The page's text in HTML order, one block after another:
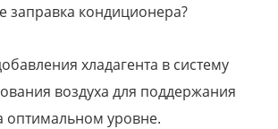
заправка кондиционера?
хладагента в систему
воздуха для поддержания
оптимальном уровне.